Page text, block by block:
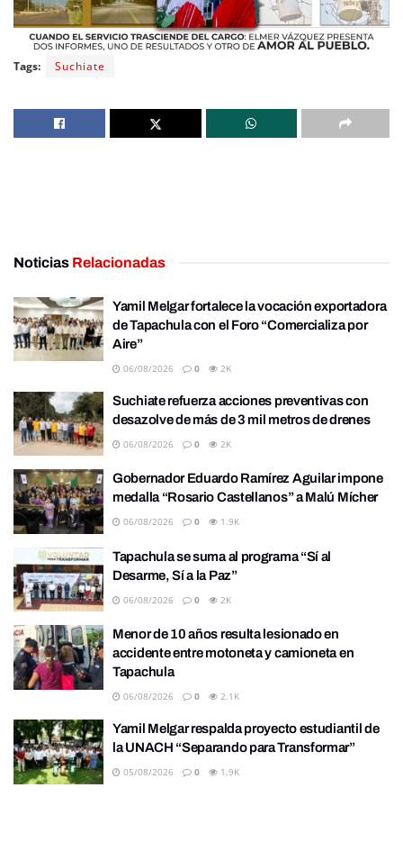
Tags: Suchiate
Noticias Relacionadas
Yamil Melgar fortalece la vocación exportadora
de Tapachula con el Foro “Comercializa por
Aire”
06/08/2026 0 2K
Suchiate refuerza acciones preventivas con
desazolve de más de 3 mil metros de drenes
06/08/2026 0 2K
Gobernador Eduardo Ramírez Aguilar impone
medalla “Rosario Castellanos” a Malú Mícher
06/08/2026 0 1.9K
Tapachula se suma al programa “Sí al
Desarme, Sí a la Paz”
06/08/2026 0 2K
Menor de 10 años resulta lesionado en
accidente entre motoneta y camioneta en
Tapachula
06/08/2026 0 2.1K
Yamil Melgar respalda proyecto estudiantil de
la UNACH “Separando para Transformar”
05/08/2026 0 1.9K